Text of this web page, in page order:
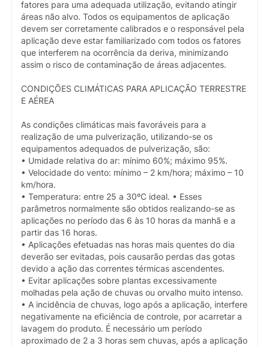
fatores para uma adequada utilização, evitando atingir
áreas não alvo. Todos os equipamentos de aplicação
devem ser corretamente calibrados e o responsável pela
aplicação deve estar familiarizado com todos os fatores
que interferem na ocorrência da deriva, minimizando
assim o risco de contaminação de áreas adjacentes.
CONDIÇÕES CLIMÁTICAS PARA APLICAÇÃO TERRESTRE
E AÉREA
As condições climáticas mais favoráveis para a
realização de uma pulverização, utilizando-se os
equipamentos adequados de pulverização, são:
• Umidade relativa do ar: mínimo 60%; máximo 95%.
• Velocidade do vento: mínimo – 2 km/hora; máximo – 10
km/hora.
• Temperatura: entre 25 a 30ºC ideal. • Esses
parâmetros normalmente são obtidos realizando-se as
aplicações no período das 6 às 10 horas da manhã e a
partir das 16 horas.
• Aplicações efetuadas nas horas mais quentes do dia
deverão ser evitadas, pois causarão perdas das gotas
devido a ação das correntes térmicas ascendentes.
• Evitar aplicações sobre plantas excessivamente
molhadas pela ação de chuvas ou orvalho muito intenso.
• A incidência de chuvas, logo após a aplicação, interfere
negativamente na eficiência de controle, por acarretar a
lavagem do produto. É necessário um período
aproximado de 2 a 3 horas sem chuvas, após a aplicação